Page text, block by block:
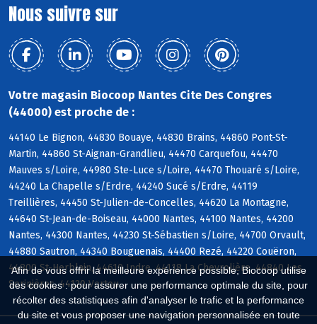
Afin de vous offrir la meilleure expérience possible, Biocoop utilise
des cookies : pour assurer une performance optimale du site, pour
récolter des statistiques afin d'analyser le trafic et la performance
du site et vous proposer une navigation personnalisée en toute
Nous suivre sur
Votre magasin Biocoop Nantes Cite Des Congres
(44000) est proche de :
44140 Le Bignon, 44830 Bouaye, 44830 Brains, 44860 Pont-St-
Martin, 44860 St-Aignan-Grandlieu, 44470 Carquefou, 44470
Mauves s/Loire, 44980 Ste-Luce s/Loire, 44470 Thouaré s/Loire,
44240 La Chapelle s/Erdre, 44240 Sucé s/Erdre, 44119
Treillières, 44450 St-Julien-de-Concelles, 44620 La Montagne,
44640 St-Jean-de-Boiseau, 44000 Nantes, 44100 Nantes, 44200
Nantes, 44300 Nantes, 44230 St-Sébastien s/Loire, 44700 Orvault,
44880 Sautron, 44340 Bouguenais, 44400 Rezé, 44220 Couëron,
44800 St-Herblain, 44610 Indre, 44118 La Chevrolière, 44840 Les
Sorinières, 44120 Vertou